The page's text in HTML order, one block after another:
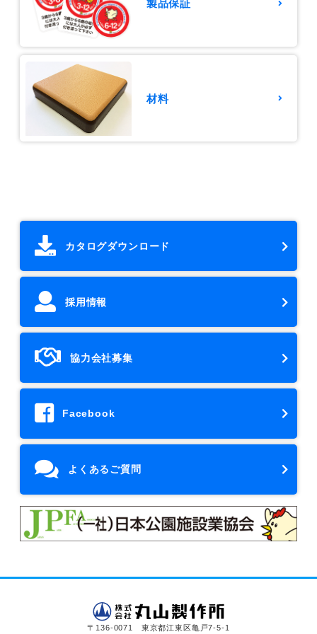
製品保証
材料
カタログダウンロード
採用情報
協力会社募集
Facebook
よくあるご質問
〒136-0071 東京都江東区亀戸7-5-1